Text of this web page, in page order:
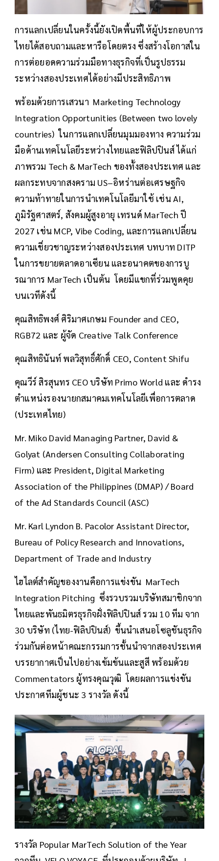
การแลกเปลี่ยนในครั้งนี้ยังเปิดพื้นที่ให้ผู้ประกอบการ
ไทยได้สอบถามและหารือโดยตรง ซึ่งสร้างโอกาสใน
การต่อยอดความร่วมมือทางธุรกิจที่เป็นรูปธรรม
ระหว่างสองประเทศได้อย่างมีประสิทธิภาพ
พร้อมด้วยการเสวนา Marketing Technology
Integration Opportunities (Between two lovely
countries) ในการแลกเปลี่ยนมุมมองทาง ความร่วม
มือด้านเทคโนโลยีระหว่างไทยและฟิลิปปินส์ ได้แก่
ภาพรวม Tech & MarTech ของทั้งสองประเทศ และ
ผลกระทบจากสงคราม US–อิหร่านต่อเศรษฐกิจ
ความท้าทายในการนำเทคโนโลยีมาใช้ เช่น AI,
ภูมิรัฐศาสตร์, สังคมผู้สูงอายุ เทรนด์ MarTech ปี
2027 เช่น MCP, Vibe Coding, และการแลกเปลี่ยน
ความเชี่ยวชาญระหว่างสองประเทศ บทบาท DITP
ในการขยายตลาดอาเซียน และอนาคตของการบู
รณาการ MarTech เป็นต้น โดยมีแขกที่ร่วมพูดคุย
บนเวทีดังนี้
คุณสิทธิพงศ์ ศิริมาศเกษม Founder and CEO,
RGB72 และ ผู้จัด Creative Talk Conference
คุณสิทธินันท์ พลวิสุทธิ์ศักดิ์ CEO, Content Shifu
คุณวีร์ สิรสุนทร CEO บริษัท Primo World และ ดำรง
ตำแหน่งรองนายกสมาคมเทคโนโลยีเพื่อการตลาด
(ประเทศไทย)
Mr. Miko David Managing Partner, David &
Golyat (Andersen Consulting Collaborating
Firm) และ President, Digital Marketing
Association of the Philippines (DMAP) / Board
of the Ad Standards Council (ASC)
Mr. Karl Lyndon B. Pacolor Assistant Director,
Bureau of Policy Research and Innovations,
Department of Trade and Industry
ไฮไลต์สำคัญของงานคือการแข่งขัน MarTech
Integration Pitching ซึ่งรวบรวมบริษัทสมาชิกจาก
ไทยและพันธมิตรธุรกิจฝั่งฟิลิปปินส์ รวม 10 ทีม จาก
30 บริษัท (ไทย-ฟิลิปปินส์) ขึ้นนำเสนอโซลูชันธุรกิจ
ร่วมกันต่อหน้าคณะกรรมการชั้นนำจากสองประเทศ
บรรยากาศเป็นไปอย่างเข้มข้นและสูสี พร้อมด้วย
Commentators ผู้ทรงคุณวุฒิ โดยผลการแข่งขัน
ประกาศทีมผู้ชนะ 3 รางวัล ดังนี้
รางวัล Popular MarTech Solution of the Year